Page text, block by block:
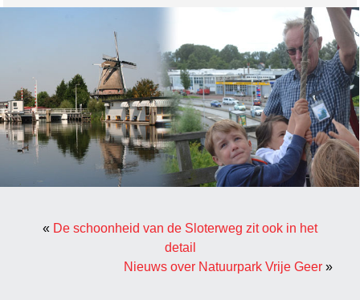
« De schoonheid van de Sloterweg zit ook in het
detail
Nieuws over Natuurpark Vrije Geer»